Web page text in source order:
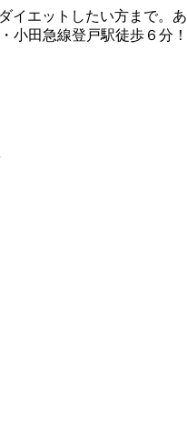
イエットしたい方まで。
小田急線登戸駅徒歩６分